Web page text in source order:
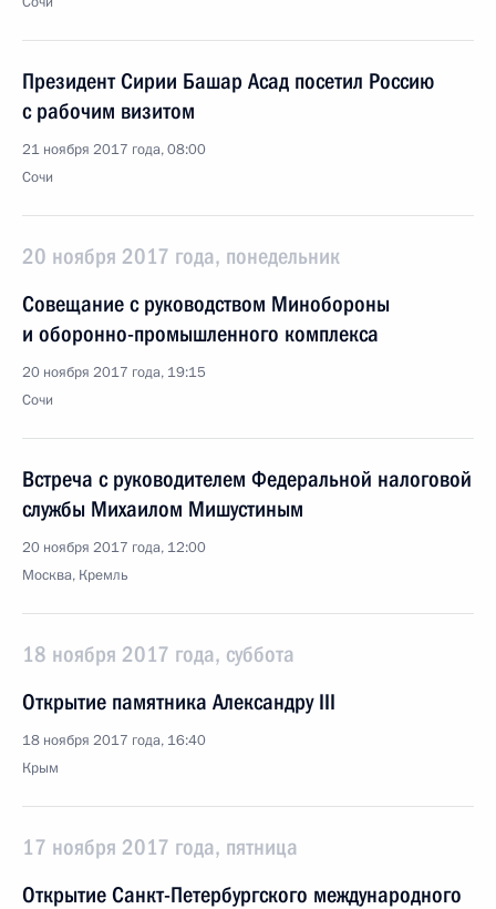
Президент Сирии Башар Асад посетил Россию
с рабочим визитом
21 ноября 2017 года, 08:00
Сочи
20 ноября 2017 года, понедельник
Совещание с руководством Минобороны
и оборонно-промышленного комплекса
20 ноября 2017 года, 19:15
Сочи
Встреча с руководителем Федеральной налоговой
службы Михаилом Мишустиным
20 ноября 2017 года, 12:00
Москва, Кремль
18 ноября 2017 года, суббота
Открытие памятника Александру III
18 ноября 2017 года, 16:40
Крым
17 ноября 2017 года, пятница
Открытие Санкт-Петербургского международного